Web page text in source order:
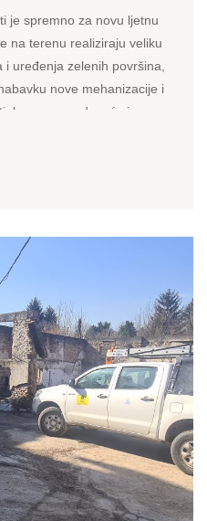
je spremno za novu ljetnu
na terenu realiziraju veliku
uređenja zelenih površina,
nove mehanizacije i
u ovo preduzeće i samo